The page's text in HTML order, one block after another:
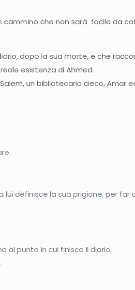
cammino che non sarà facile da
dopo la sua morte, e che
esistenza di Ahmed.
un bibliotecario cieco, Amar
definisce la sua prigione, per far
al punto in cui finisce il diario.